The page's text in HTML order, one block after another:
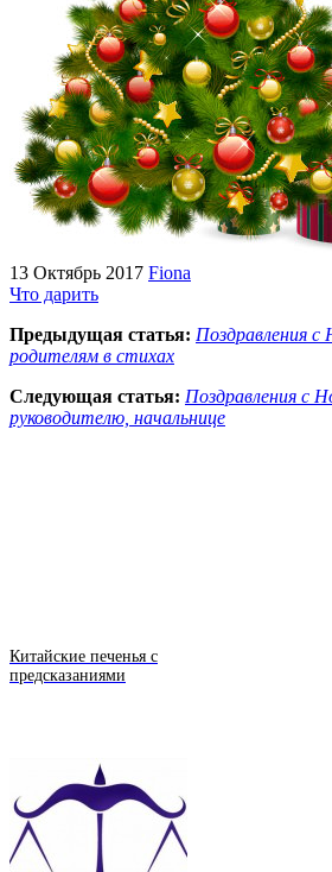
13 Октябрь 2017 Fiona
Что дарить
Предыдущая статья: Поздравления
родителям в стихах
Следующая статья: Поздравления с
руководителю, начальнице
Китайские печенья с
предсказаниями